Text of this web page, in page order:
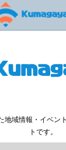
地域情報・イベン
トです。